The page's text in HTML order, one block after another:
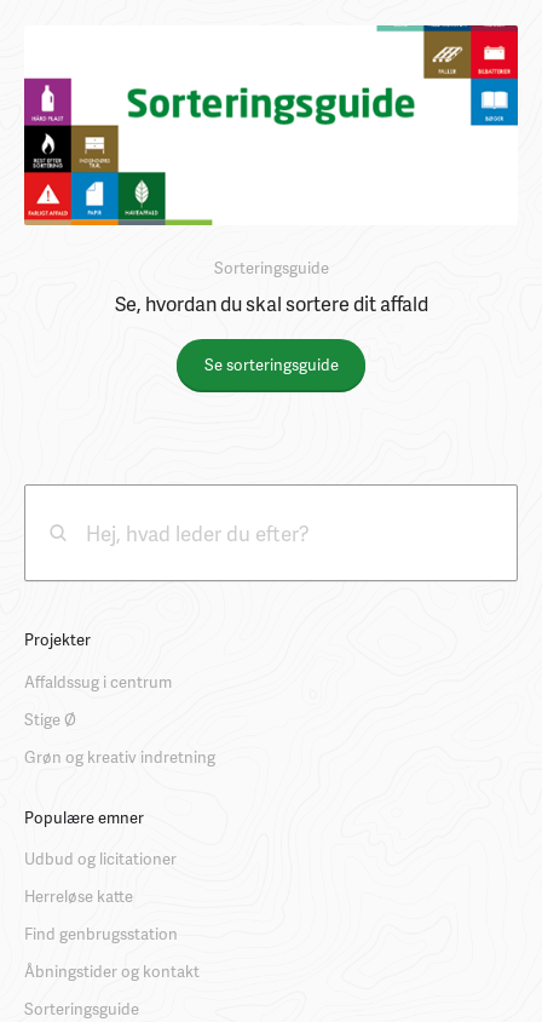
Sorteringsguide
Se, hvordan du skal sortere dit affald
Se sorteringsguide
Projekter
Affaldssug i centrum
Stige Ø
Grøn og kreativ indretning
Populære emner
Udbud og licitationer
Herreløse katte
Find genbrugsstation
Åbningstider og kontakt
Sorteringsguide